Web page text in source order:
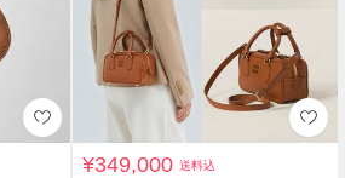
¥349,000送料込